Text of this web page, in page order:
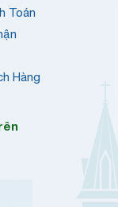
Toán
Hàng